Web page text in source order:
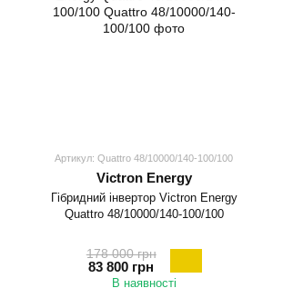
Артикул: Quattro 48/10000/140-100/100
Victron Energy
Гібридний інвертор Victron Energy
Quattro 48/10000/140-100/100
178 000 грн
83 800 грн
В наявності